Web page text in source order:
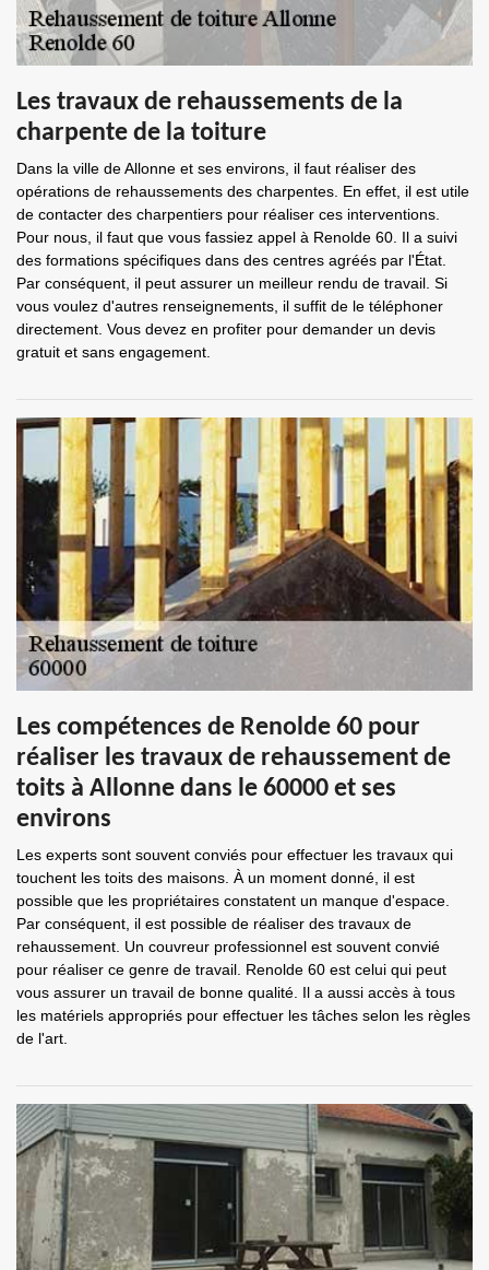
Les travaux de rehaussements de la
charpente de la toiture
Dans la ville de Allonne et ses environs, il faut réaliser des
opérations de rehaussements des charpentes. En effet, il est utile
de contacter des charpentiers pour réaliser ces interventions.
Pour nous, il faut que vous fassiez appel à Renolde 60. Il a suivi
des formations spécifiques dans des centres agréés par l'État.
Par conséquent, il peut assurer un meilleur rendu de travail. Si
vous voulez d'autres renseignements, il suffit de le téléphoner
directement. Vous devez en profiter pour demander un devis
gratuit et sans engagement.
Les compétences de Renolde 60 pour
réaliser les travaux de rehaussement de
toits à Allonne dans le 60000 et ses
environs
Les experts sont souvent conviés pour effectuer les travaux qui
touchent les toits des maisons. À un moment donné, il est
possible que les propriétaires constatent un manque d'espace.
Par conséquent, il est possible de réaliser des travaux de
rehaussement. Un couvreur professionnel est souvent convié
pour réaliser ce genre de travail. Renolde 60 est celui qui peut
vous assurer un travail de bonne qualité. Il a aussi accès à tous
les matériels appropriés pour effectuer les tâches selon les règles
de l'art.